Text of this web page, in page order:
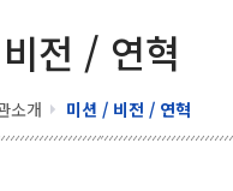
전 / 연혁
소개 미션 / 비전 / 연혁